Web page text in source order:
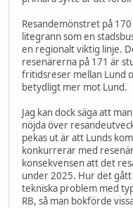
Resandemönstret på
litegrann som en
en regionalt viktig linje.
resenärerna på 171 är
fritidsreser mellan Lund
betydligt mer mot Lund.
Jag kan dock säga att
nöjda över
pekas ut är att Lunds
konkurrerar med
konsekvensen att det
under 2025. Hur det
tekniska problem med
RB, så man bokförde